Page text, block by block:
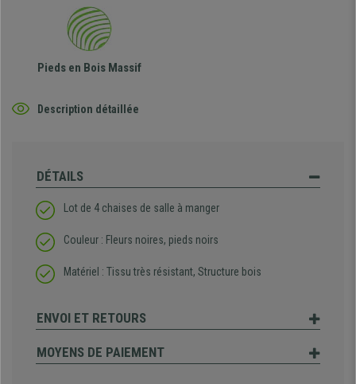
Pieds en Bois Massif
Description détaillée
DÉTAILS
Lot de 4 chaises de salle à manger
Couleur : Fleurs noires, pieds noirs
Matériel : Tissu très résistant, Structure bois
ENVOI ET RETOURS
MOYENS DE PAIEMENT